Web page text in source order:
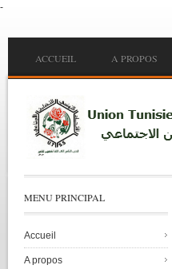
-
Main menu
ACCUEIL A PROPOS
MENU PRINCIPAL
Accueil
A propos